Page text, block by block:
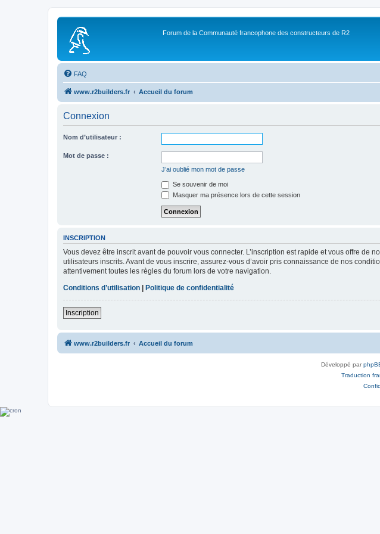
Forum de la Communauté francophone des constructeurs de R2
FAQ
www.r2builders.fr Accueil du forum
Connexion
Nom d’utilisateur :
Mot de passe :
J’ai oublié mon mot de passe
Se souvenir de moi
Masquer ma présence lors de cette session
INSCRIPTION
Vous devez être inscrit avant de pouvoir vous connecter. L’inscription est rapide et vous offre
utilisateurs inscrits. Avant de vous inscrire, assurez-vous d’avoir pris connaissance de nos
attentivement toutes les règles du forum lors de votre navigation.
Conditions d’utilisation | Politique de confidentialité
Inscription
www.r2builders.fr Accueil du forum
Développé par
Traduction